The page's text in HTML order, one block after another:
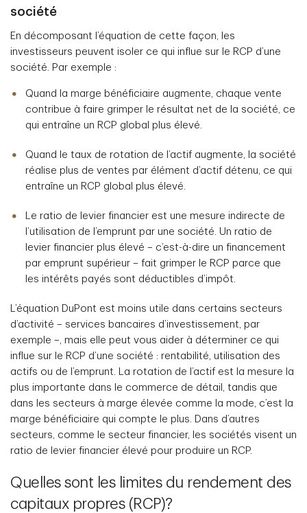
société
En décomposant l’équation de cette façon, les
investisseurs peuvent isoler ce qui influe sur le RCP d’une
société. Par exemple :
Quand la marge bénéficiaire augmente, chaque vente
contribue à faire grimper le résultat net de la société, ce
qui entraîne un RCP global plus élevé.
Quand le taux de rotation de l’actif augmente, la société
réalise plus de ventes par élément d’actif détenu, ce qui
entraîne un RCP global plus élevé.
Le ratio de levier financier est une mesure indirecte de
l’utilisation de l’emprunt par une société. Un ratio de
levier financier plus élevé – c’est-à-dire un financement
par emprunt supérieur – fait grimper le RCP parce que
les intérêts payés sont déductibles d’impôt.
L’équation DuPont est moins utile dans certains secteurs
d’activité – services bancaires d’investissement, par
exemple –, mais elle peut vous aider à déterminer ce qui
influe sur le RCP d’une société : rentabilité, utilisation des
actifs ou de l’emprunt. La rotation de l’actif est la mesure la
plus importante dans le commerce de détail, tandis que
dans les secteurs à marge élevée comme la mode, c’est la
marge bénéficiaire qui compte le plus. Dans d’autres
secteurs, comme le secteur financier, les sociétés visent un
ratio de levier financier élevé pour produire un RCP.
Quelles sont les limites du rendement des
capitaux propres (RCP)?